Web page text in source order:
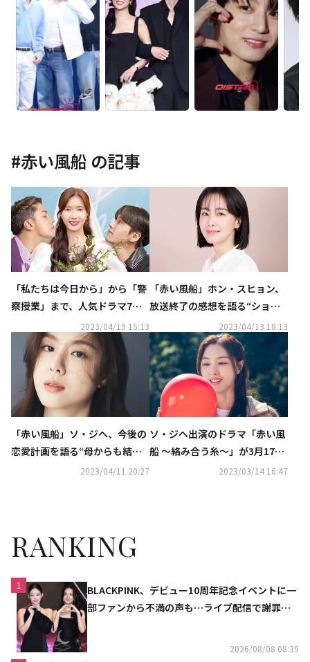
#赤い風船 の記事
「私たちは今日から」から「警
察授業」まで、人気ドラマ7作
品が全国のゲオショップにてDV
D先行レンタルを順次開始
2023/04/19 15:13
「赤い風船」ホン・スヒョン、
放送終了の感想を語る“ショー
トヘアは自ら提案…死ぬ気で頑
張った”
2023/04/13 18:13
「赤い風船」ソ・ジヘ、今後の
恋愛計画を語る“母からも結婚
に触れられるように…これから
2023/04/11 20:27
ソ・ジヘ出演のドラマ「赤い風
船 ～絡み合う糸～」が3月17日
よりU-NEXTで独占配信決定！
2023/03/14 16:47
RANKING
1
BLACKPINK、デビュー10周年記念イベントに一
部ファンから不満の声も…ライブ配信で謝罪
2026/08/08 08:39